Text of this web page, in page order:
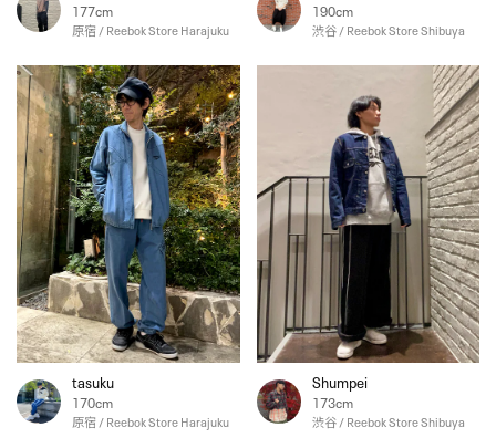
177cm
原宿 / Reebok Store Harajuku
190cm
渋谷 / Reebok Store Shibuya
tasuku
170cm
原宿 / Reebok Store Harajuku
Shumpei
173cm
渋谷 / Reebok Store Shibuya